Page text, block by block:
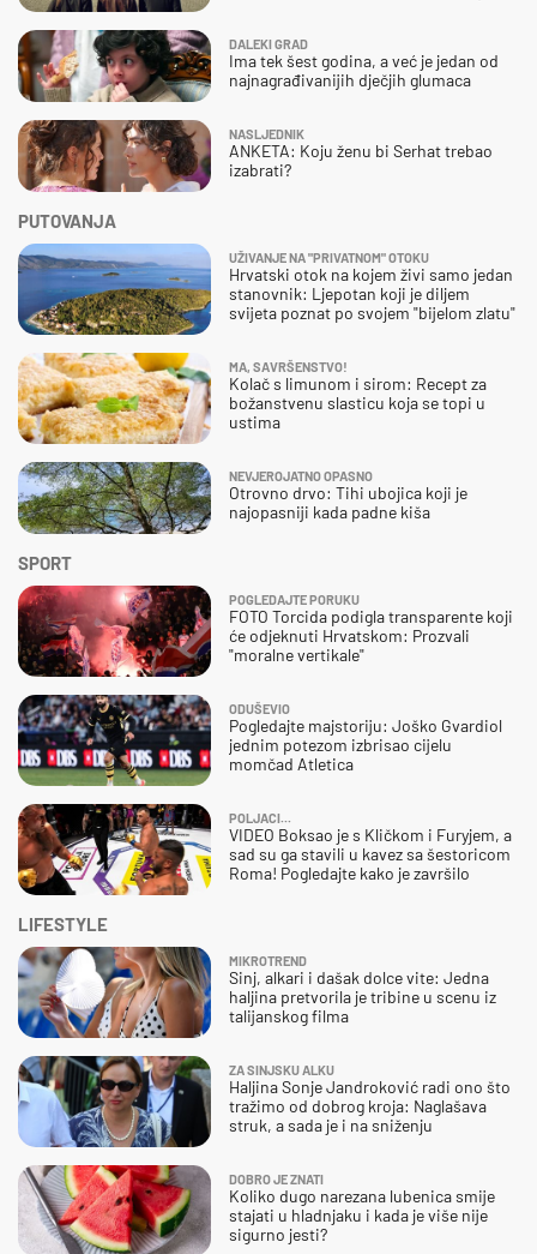
SPORT
POGLEDAJTE PORUKU
FOTO Torcida podigla transparente koji
će odjeknuti Hrvatskom: Prozvali
"moralne vertikale"
ODUŠEVIO
Pogledajte majstoriju: Joško Gvardiol
jednim potezom izbrisao cijelu
momčad Atletica
POLJACI...
VIDEO Boksao je s Kličkom i Furyjem, a
sad su ga stavili u kavez sa šestoricom
Roma! Pogledajte kako je završilo
DALEKI GRAD
Ima tek šest godina, a već je jedan od
najnagrađivanijih dječjih glumaca
NASLJEDNIK
ANKETA: Koju ženu bi Serhat trebao
izabrati?
PUTOVANJA
UŽIVANJE NA "PRIVATNOM" OTOKU
Hrvatski otok na kojem živi samo jedan
stanovnik: Ljepotan koji je diljem
svijeta poznat po svojem "bijelom zlatu"
MA, SAVRŠENSTVO!
Kolač s limunom i sirom: Recept za
božanstvenu slasticu koja se topi u
ustima
NEVJEROJATNO OPASNO
Otrovno drvo: Tihi ubojica koji je
najopasniji kada padne kiša
LIFESTYLE
MIKROTREND
Sinj, alkari i dašak dolce vite: Jedna
haljina pretvorila je tribine u scenu iz
talijanskog filma
ZA SINJSKU ALKU
Haljina Sonje Jandroković radi ono što
tražimo od dobrog kroja: Naglašava
struk, a sada je i na sniženju
DOBRO JE ZNATI
Koliko dugo narezana lubenica smije
stajati u hladnjaku i kada je više nije
sigurno jesti?